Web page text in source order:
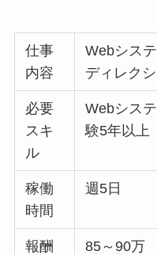
仕事
内容
Webシス
ディレク
必要
スキ
ル
Webシス
験5年以上
稼働
時間
週5日
報酬 85～90万